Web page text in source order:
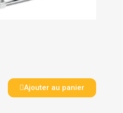
Ajouter au panier